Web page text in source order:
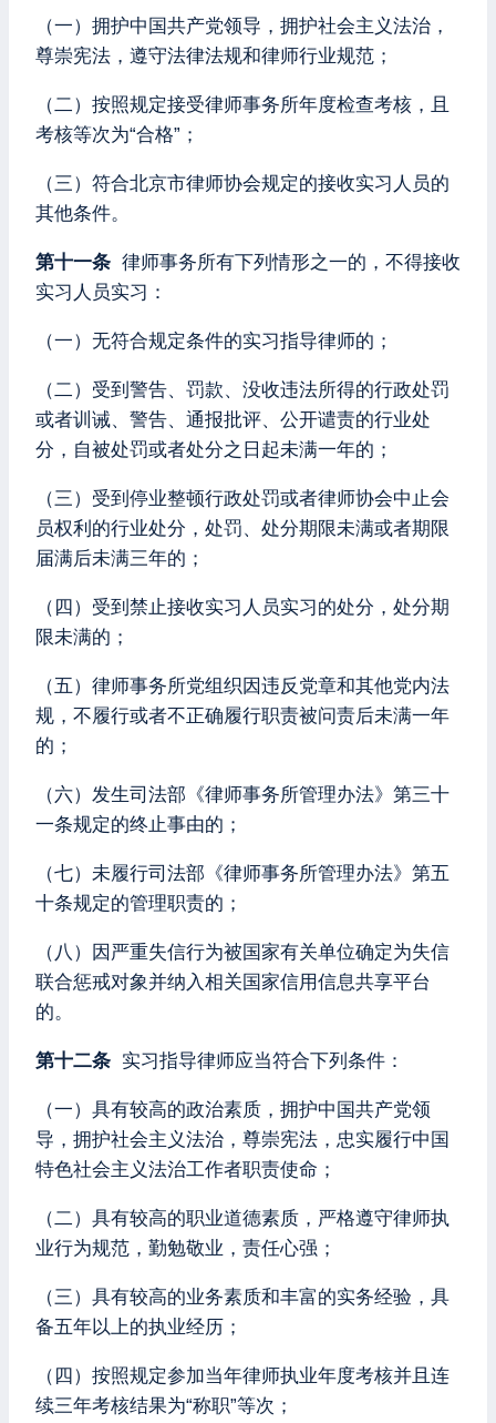
（一）拥护中国共产党领导，拥护社会主义法治，
尊崇宪法，遵守法律法规和律师行业规范；
（二）按照规定接受律师事务所年度检查考核，且
考核等次为“合格”；
（三）符合北京市律师协会规定的接收实习人员的
其他条件。
第十一条 律师事务所有下列情形之一的，不得接收
实习人员实习：
（一）无符合规定条件的实习指导律师的；
（二）受到警告、罚款、没收违法所得的行政处罚
或者训诫、警告、通报批评、公开谴责的行业处
分，自被处罚或者处分之日起未满一年的；
（三）受到停业整顿行政处罚或者律师协会中止会
员权利的行业处分，处罚、处分期限未满或者期限
届满后未满三年的；
（四）受到禁止接收实习人员实习的处分，处分期
限未满的；
（五）律师事务所党组织因违反党章和其他党内法
规，不履行或者不正确履行职责被问责后未满一年
的；
（六）发生司法部《律师事务所管理办法》第三十
一条规定的终止事由的；
（七）未履行司法部《律师事务所管理办法》第五
十条规定的管理职责的；
（八）因严重失信行为被国家有关单位确定为失信
联合惩戒对象并纳入相关国家信用信息共享平台
的。
第十二条 实习指导律师应当符合下列条件：
（一）具有较高的政治素质，拥护中国共产党领
导，拥护社会主义法治，尊崇宪法，忠实履行中国
特色社会主义法治工作者职责使命；
（二）具有较高的职业道德素质，严格遵守律师执
业行为规范，勤勉敬业，责任心强；
（三）具有较高的业务素质和丰富的实务经验，具
备五年以上的执业经历；
（四）按照规定参加当年律师执业年度考核并且连
续三年考核结果为“称职”等次；